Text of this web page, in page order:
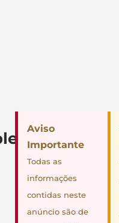
Aviso
Importante
Todas as
informações
contidas neste
anúncio são de